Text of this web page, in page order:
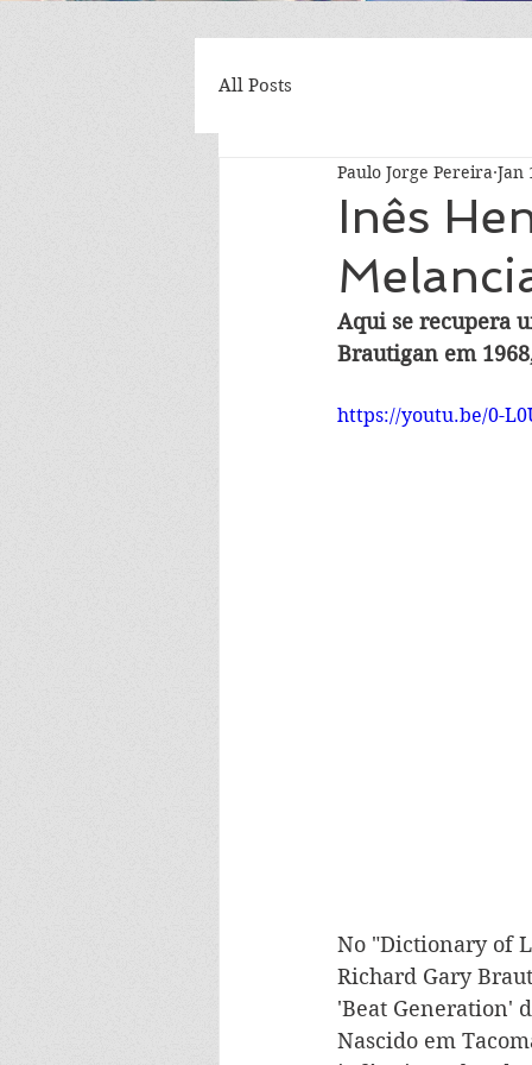
All Posts
Inês
Paulo Jorge Pereira Jan
Aqui se recupera
Brautigan em
https://youtu.be/0-
No "Dictionary of
Richard Gary
'Beat Generation'
Nascido em